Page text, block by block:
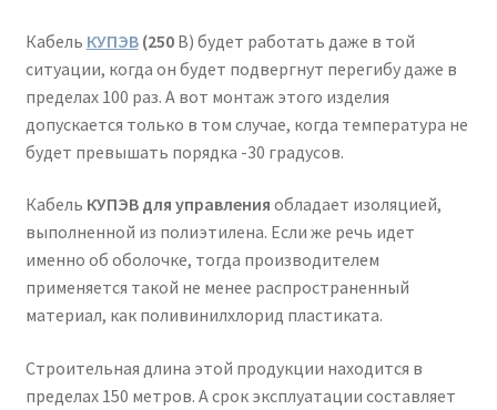
Кабель КУПЭВ(250В) будет работать даже в той
ситуации, когда он будет подвергнут перегибу даже в
пределах 100 раз. А вот монтаж этого изделия
допускается только в том случае, когда температура не
будет превышать порядка -30 градусов.
Кабель КУПЭВ для управления обладает изоляцией,
выполненной из полиэтилена. Если же речь идет
именно об оболочке, тогда производителем
применяется такой не менее распространенный
материал, как поливинилхлорид пластиката.
Строительная длина этой продукции находится в
пределах 150 метров. А срок эксплуатации составляет